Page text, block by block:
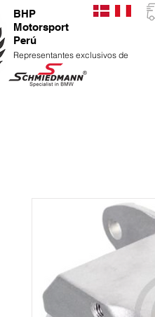
BHP
Motorsport
Perú
Representantes exclusivos de